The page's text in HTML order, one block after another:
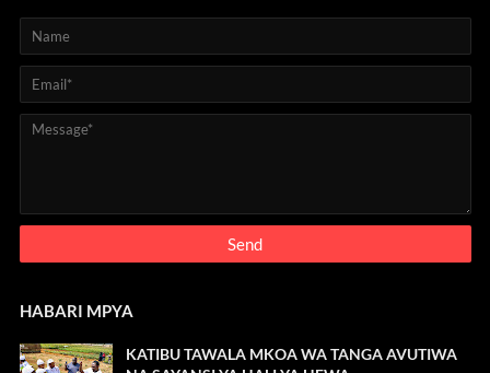
HABARI MPYA
KATIBU TAWALA MKOA WA TANGA AVUTIWA